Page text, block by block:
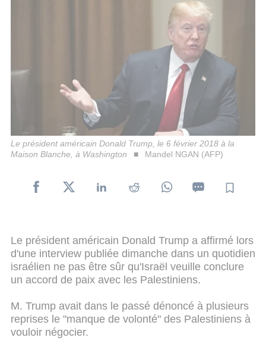
Le président américain Donald Trump, le 6 février 2018 à la
Maison Blanche, à Washington
Mandel NGAN (AFP)
Le président américain Donald Trump a affirmé lors
d'une interview publiée dimanche dans un quotidien
israélien ne pas être sûr qu'Israël veuille conclure
un accord de paix avec les Palestiniens.
M. Trump avait dans le passé dénoncé à plusieurs
reprises le "manque de volonté" des Palestiniens à
vouloir négocier.